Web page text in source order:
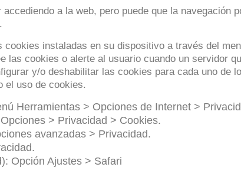
a la web, pero puede que la navegación
cookies instaladas en su dispositivo a través del
las cookies o alerte al usuario cuando un servidor
y/o deshabilitar las cookies para cada uno de
el uso de cookies.
Herramientas > Opciones de Internet >
> Privacidad > Cookies.
avanzadas > Privacidad.
Opción Ajustes > Safari